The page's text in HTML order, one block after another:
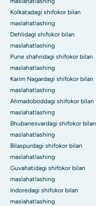
Kolkatadagi shifokor bilan
maslahatlashing
Dehlidagi shifokor bilan
maslahatlashing
Pune shahridagi shifokor bilan
maslahatlashing
Karim Nagardagi shifokor bilan
maslahatlashing
Ahmadoboddagi shifokor bilan
maslahatlashing
Bhubanesvardagi shifokor bilan
maslahatlashing
Bilaspurdagi shifokor bilan
maslahatlashing
Guvahatidagi shifokor bilan
maslahatlashing
Indoredagi shifokor bilan
maslahatlashing